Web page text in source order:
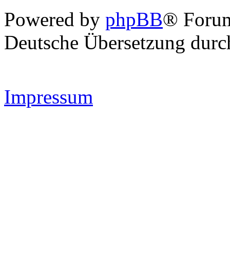
Powered by phpBB®
Deutsche Übersetzung
Impressum